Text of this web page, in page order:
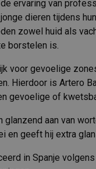
ervaring van
dieren tijdens
zowel huid als
borstelen is.
voor gevoelige
Hierdoor is Artero
gevoelige of
aan van
en geeft hij extra
in Spanje